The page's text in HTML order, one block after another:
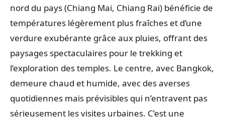
nord du pays (Chiang Mai, Chiang Rai) bénéficie de
températures légèrement plus fraîches et d’une
verdure exubérante grâce aux pluies, offrant des
paysages spectaculaires pour le trekking et
l’exploration des temples. Le centre, avec Bangkok,
demeure chaud et humide, avec des averses
quotidiennes mais prévisibles qui n’entravent pas
sérieusement les visites urbaines. C’est une